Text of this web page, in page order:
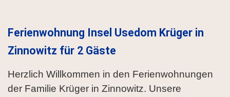
Ferienwohnung Insel Usedom Krüger in
Zinnowitz für 2 Gäste
Herzlich Willkommen in den Ferienwohnungen
der Familie Krüger in Zinnowitz. Unsere